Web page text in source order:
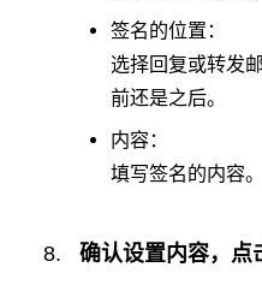
签名的位置：
选择回复或转发
前还是之后。
内容：
填写签名的内容。
确认设置内容，点